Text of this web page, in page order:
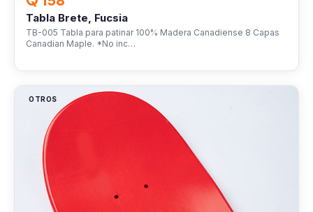
Tabla Brete, Fucsia
TB-005 Tabla para patinar 100% Madera Canadiense 8 Capas
Canadian Maple. *No inc…
OTROS